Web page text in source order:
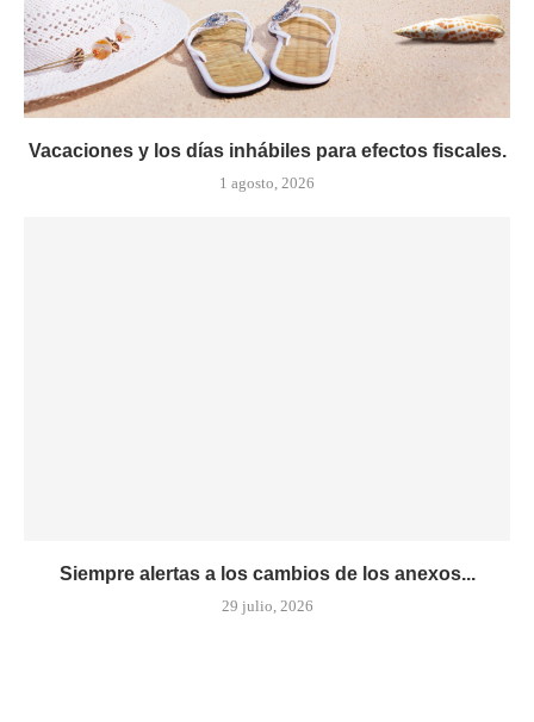
Vacaciones y los días inhábiles para efectos fiscales.
1 agosto, 2026
Siempre alertas a los cambios de los anexos...
29 julio, 2026